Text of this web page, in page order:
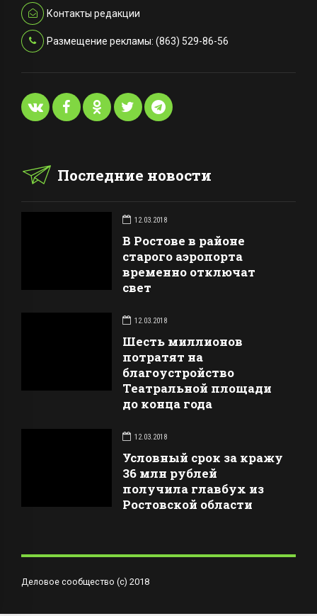
Контакты редакции
Размещение рекламы: (863) 529-86-56
Последние новости
12.03.2018
В Ростове в районе
старого аэропорта
временно отключат
свет
12.03.2018
Шесть миллионов
потратят на
благоустройство
Театральной площади
до конца года
12.03.2018
Условный срок за кражу
36 млн рублей
получила главбух из
Ростовской области
Деловое сообщество (с) 2018